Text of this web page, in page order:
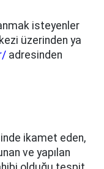
isteyenler
üzerinden ya
adresinden
ikamet eden,
ve yapılan